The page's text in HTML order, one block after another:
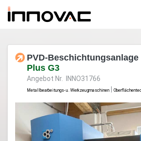
PVD-Beschichtungsanlage
Plus G3
Angebot Nr. INNO31766
Metallbearbeitungs- u. Werkzeugmaschinen